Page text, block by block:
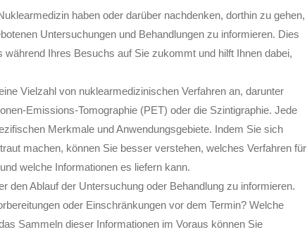
haben oder darüber nachdenken, dorthin zu gehen,
Untersuchungen und Behandlungen zu informieren. Dies
Ihres Besuchs auf Sie zukommt und hilft Ihnen dabei,
Vielzahl von nuklearmedizinischen Verfahren an, darunter
Emissions-Tomographie (PET) oder die Szintigraphie. Jede
Merkmale und Anwendungsgebiete. Indem Sie sich
machen, können Sie besser verstehen, welches Verfahren für
welche Informationen es liefern kann.
den Ablauf der Untersuchung oder Behandlung zu informieren.
oder Einschränkungen vor dem Termin? Welche
Sammeln dieser Informationen im Voraus können Sie